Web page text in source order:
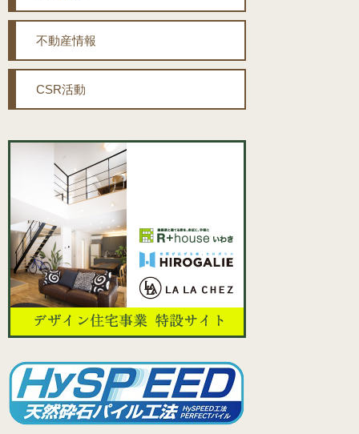
シ
ョ
ン
不動産情報
CSR活動